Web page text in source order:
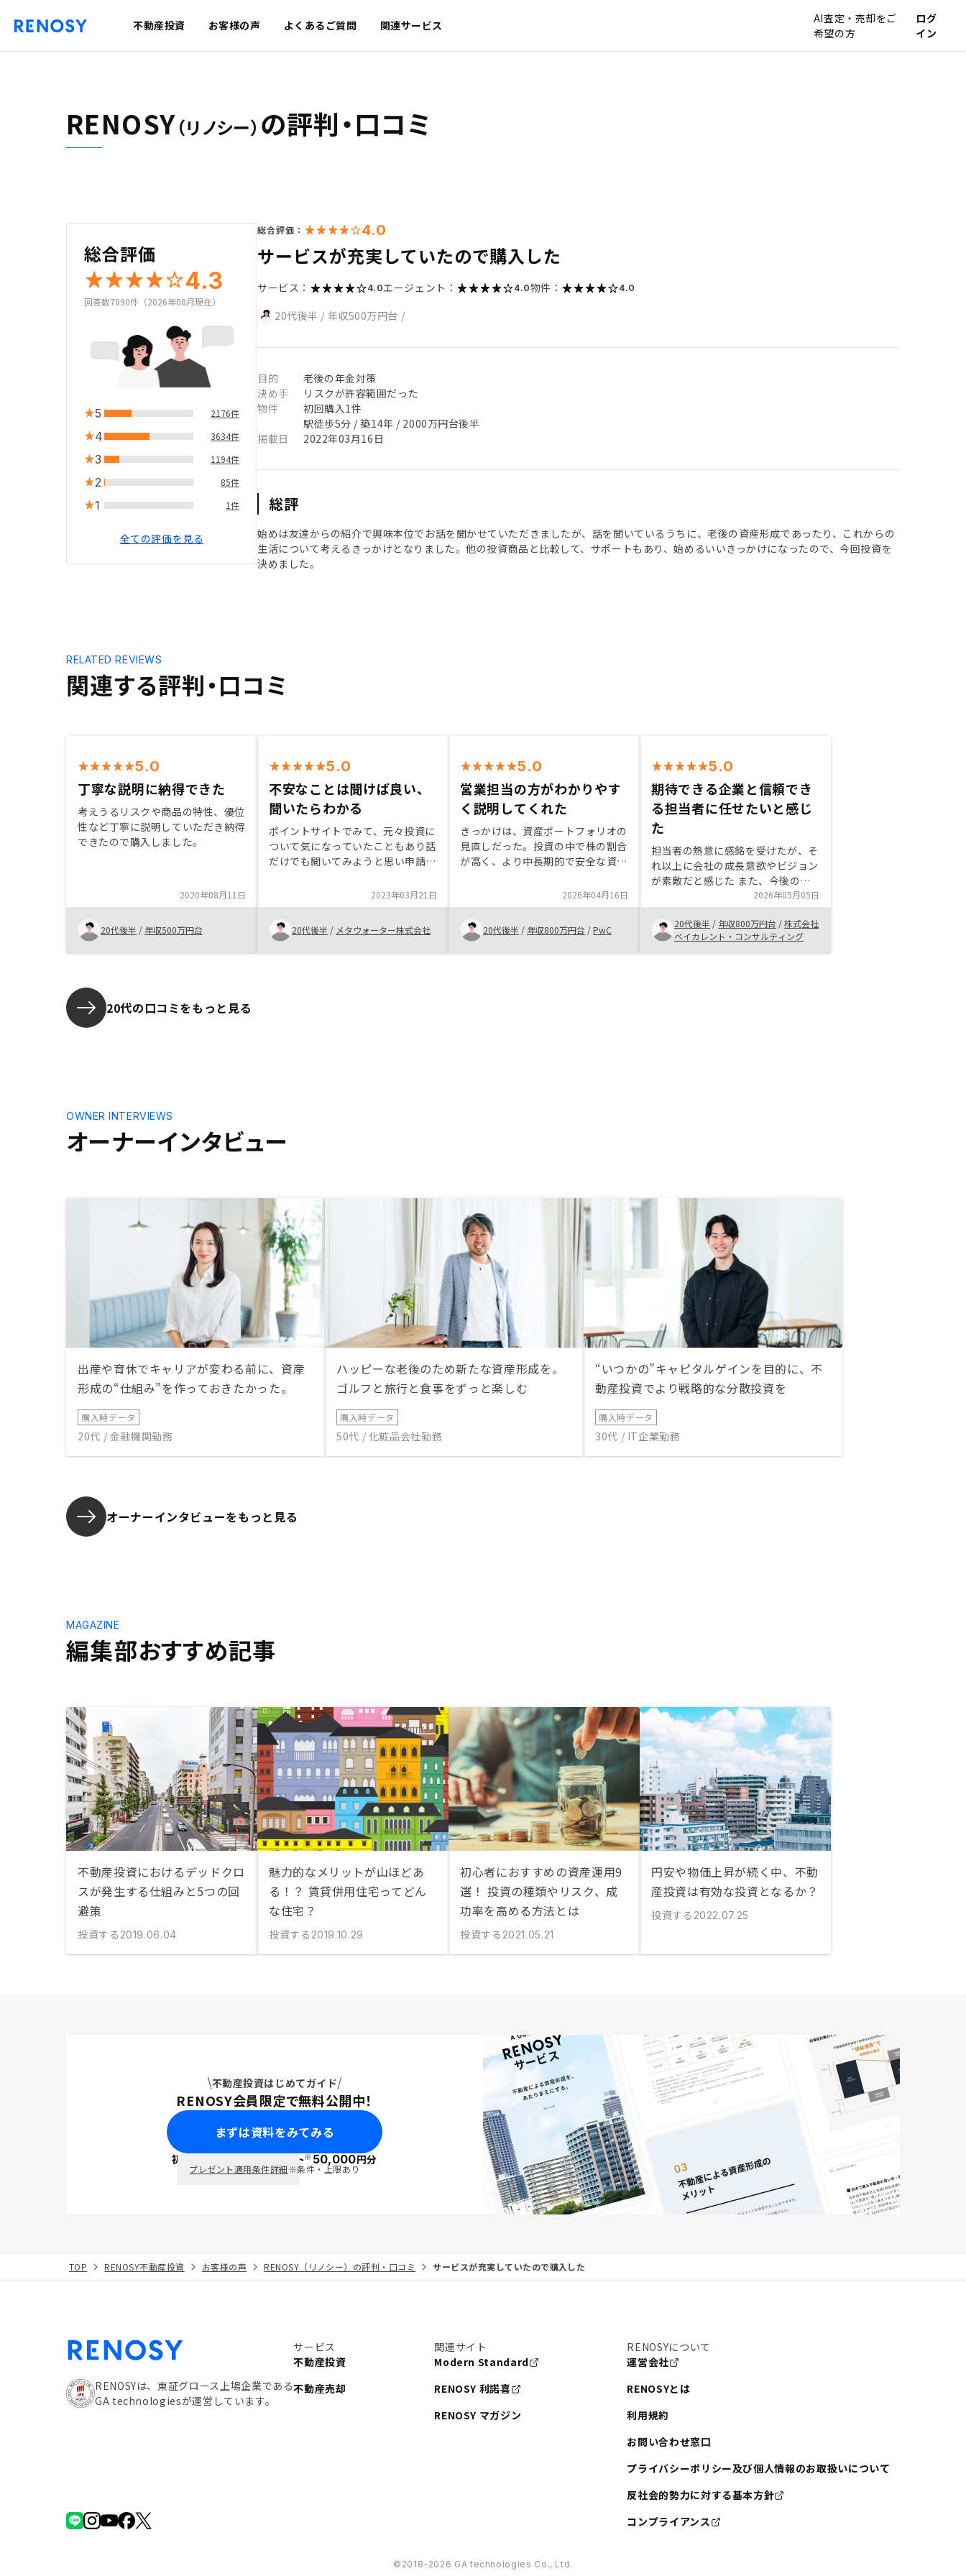
不動産投資 お客様の声 よくあるご質問 関連サービス
AI査定・売却をご
希望の方
ログ
イン
RENOSY（リノシー） の評判・口コミ
総合評価
4.3
回答数7090件（2026年08月現在）
5 2176件
4 3634件
3 1194件
2 85件
1 1件
全ての評価を見る
総合評価： 4.0
サービスが充実していたので購入した
サービス： 4.0エージェント： 4.0物件： 4.0
20代後半 / 年収500万円台 /
目的
老後の年金対策
決め手
リスクが許容範囲だった
物件
初回購入1件
駅徒歩5分 / 築14年 / 2000万円台後半
掲載日
2022年03月16日
総評
始めは友達からの紹介で興味本位でお話を聞かせていただきましたが、話を聞いているうちに、老後の資産形成であったり、これからの
生活について考えるきっかけとなりました。他の投資商品と比較して、サポートもあり、始めるいいきっかけになったので、今回投資を
決めました。
関連する評判・口コミ
RELATED REVIEWS
5.0
丁寧な説明に納得できた
考えうるリスクや商品の特性、優位
性など丁寧に説明していただき納得
できたので購入しました。
2020年08月11日
20代後半 / 年収500万円台
5.0
不安なことは聞けば良い、
聞いたらわかる
ポイントサイトでみて、元々投資に
ついて気になっていたこともあり話
だけでも聞いてみようと思い申請し
えて資産運用ができると思えたため
はじめてみた。 無理のない範囲で
将来に備えられるため、おすすめで
きる。
2023年03月21日
20代後半 / メタウォーター株式会社
5.0
営業担当の方がわかりやす
く説明してくれた
きっかけは、資産ポートフォリオの
見直しだった。投資の中で株の割合
が高く、より中長期的で安全な資産
いと思い、不動産投資を始めた。
Renosyの良いところは、アプリで
管理できるところと、空室率が低い
ところかと感じました。
2026年04月16日
20代後半 / 年収800万円台 /PwC
5.0
期待できる企業と信頼でき
る担当者に任せたいと感じ
た
担当者の熱意に感銘を受けたが、そ
れ以上に会社の成長意欲やビジョン
が素敵だと感じた また、今後の展
望に期待ができる企業でもあるた
め、その会社を通じた不動産投資で
あれば安心して任せられると感じた
ためRENOSYで契約することに決め
た
2026年05月05日
20代後半 / 年収800万円台 /株式会社
ベイカレント・コンサルティング
20代の口コミをもっと見る
オーナーインタビュー
OWNER INTERVIEWS
出産や育休でキャリアが変わる前に、資産
形成の“仕組み”を作っておきたかった。
購入時データ
20代 / 金融機関勤務
ハッピーな老後のため新たな資産形成を。
ゴルフと旅行と食事をずっと楽しむ
購入時データ
50代 / 化粧品会社勤務
“いつかの”キャピタルゲインを目的に、不
動産投資でより戦略的な分散投資を
購入時データ
30代 / IT企業勤務
オーナーインタビューをもっと見る
編集部おすすめ記事
MAGAZINE
不動産投資におけるデッドクロ
スが発生する仕組みと5つの回
避策
投資する 2019.06.04
魅力的なメリットが山ほどあ
る！？ 賃貸併用住宅ってどん
な住宅？
投資する 2019.10.29
初心者におすすめの資産運用9
選！ 投資の種類やリスク、成
功率を高める方法とは
投資する 2021.05.21
円安や物価上昇が続く中、不動
産投資は有効な投資となるか？
投資する 2022.07.25
不動産投資はじめてガイド
RENOSY会員限定で無料公開中！
まずは資料をみてみる
初回面談で ポイント※50,000円分
プレゼント適用条件詳細※条件・上限あり
TOP RENOSY不動産投資 お客様の声 RENOSY（リノシー）の評判・口コミ サービスが充実していたので購入した
RENOSYは、東証グロース上場企業である
GA technologiesが運営しています。
サービス
不動産投資
不動産売却
関連サイト
Modern Standard
RENOSY 利諾喜
RENOSY マガジン
RENOSYについて
運営会社
RENOSYとは
利用規約
お問い合わせ窓口
プライバシーポリシー及び個人情報のお取扱いについて
反社会的勢力に対する基本方針
コンプライアンス
©︎2018-2026 GA technologies Co., Ltd.